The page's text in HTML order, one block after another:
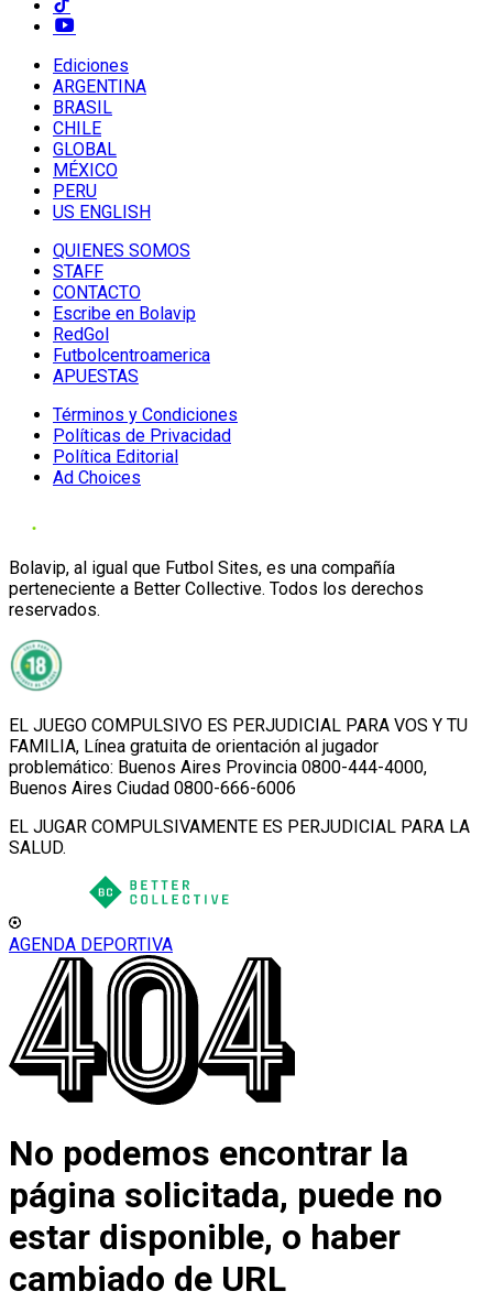
Ediciones
ARGENTINA
BRASIL
CHILE
GLOBAL
MÉXICO
PERU
US ENGLISH
QUIENES SOMOS
STAFF
CONTACTO
Escribe en Bolavip
RedGol
Futbolcentroamerica
APUESTAS
Términos y Condiciones
Políticas de Privacidad
Política Editorial
Ad Choices
Bolavip, al igual que Futbol Sites, es una compañía
perteneciente a Better Collective. Todos los derechos
reservados.
EL JUEGO COMPULSIVO ES PERJUDICIAL PARA VOS Y TU
FAMILIA, Línea gratuita de orientación al jugador
problemático: Buenos Aires Provincia 0800-444-4000,
Buenos Aires Ciudad 0800-666-6006
EL JUGAR COMPULSIVAMENTE ES PERJUDICIAL PARA LA
SALUD.
AGENDA DEPORTIVA
No podemos encontrar la
página solicitada, puede no
estar disponible, o haber
cambiado de URL